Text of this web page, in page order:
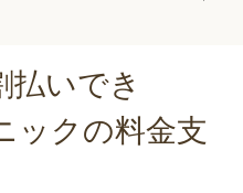
払いでき
ックの料金支